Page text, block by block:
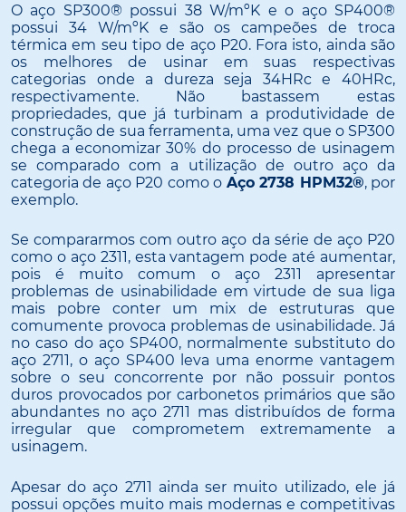
O aço SP300® possui 38 W/mºK e o aço SP400®
possui 34 W/mºK e são os campeões de troca
térmica em seu tipo de aço P20. Fora isto, ainda são
os melhores de usinar em suas respectivas
categorias onde a dureza seja 34HRc e 40HRc,
respectivamente. Não bastassem estas
propriedades, que já turbinam a produtividade de
construção de sua ferramenta, uma vez que o SP300
chega a economizar 30% do processo de usinagem
se comparado com a utilização de outro aço da
categoria de aço P20 como o Aço 2738 HPM32®, por
exemplo.
Se compararmos com outro aço da série de aço P20
como o aço 2311, esta vantagem pode até aumentar,
pois é muito comum o aço 2311 apresentar
problemas de usinabilidade em virtude de sua liga
mais pobre conter um mix de estruturas que
comumente provoca problemas de usinabilidade. Já
no caso do aço SP400, normalmente substituto do
aço 2711, o aço SP400 leva uma enorme vantagem
sobre o seu concorrente por não possuir pontos
duros provocados por carbonetos primários que são
abundantes no aço 2711 mas distribuídos de forma
irregular que comprometem extremamente a
usinagem.
Apesar do aço 2711 ainda ser muito utilizado, ele já
possui opções muito mais modernas e competitivas